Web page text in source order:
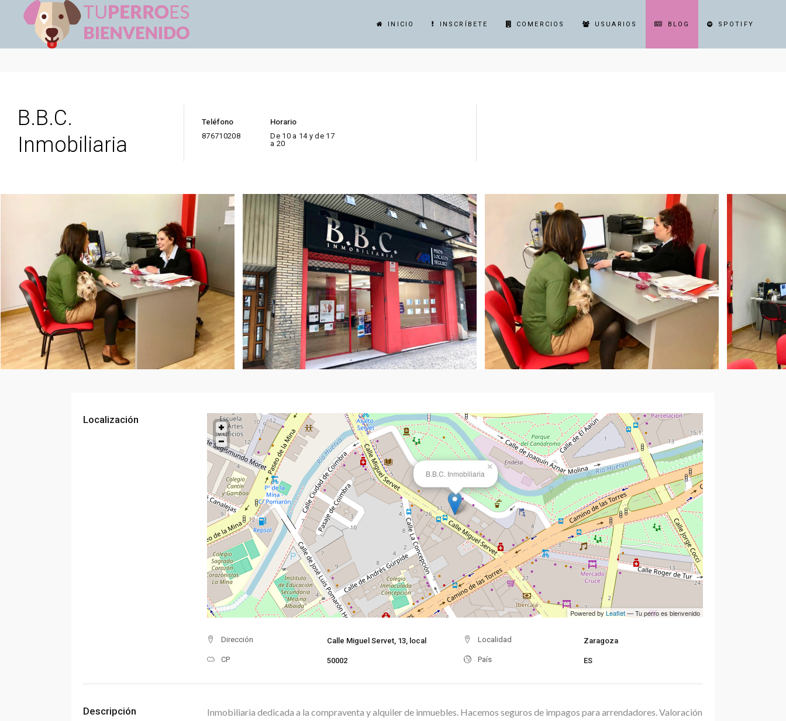
INICIO INSCRÍBETE COMERCIOS USUARIOS BLOG SPOTIFY
B.B.C.
Inmobiliaria
Teléfono
876710208
Horario
De 10 a 14 y de 17
a 20
Localización
×
B.B.C. Inmobiliaria
Powered by Leaflet— Tu perro es bienvenido
Dirección Calle Miguel Servet, 13, local Localidad Zaragoza
CP 50002 País ES
Descripción
Inmobiliaria dedicada a la compraventa y alquiler de inmuebles. Hacemos seguros de impagos para arrendadores. Valoración